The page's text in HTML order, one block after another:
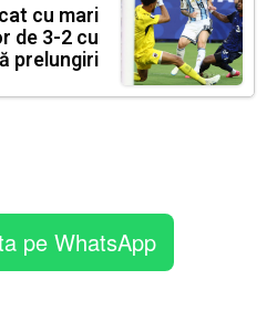
cu mari
de 3-2 cu
prelungiri
pe WhatsApp